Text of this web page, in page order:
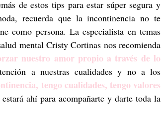
de estos tips para estar súper segura y
recuerda que la incontinencia no te
como persona. La especialista en temas
nuestro amor propio a través de lo
a nuestras cualidades y no a los
tengo cualidades, tengo valores
estará ahí para acompañarte y darte toda la